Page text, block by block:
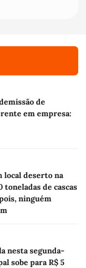
de
em empresa:
local deserto na
toneladas de cascas
ninguém
nesta segunda-
sobe para R$ 5